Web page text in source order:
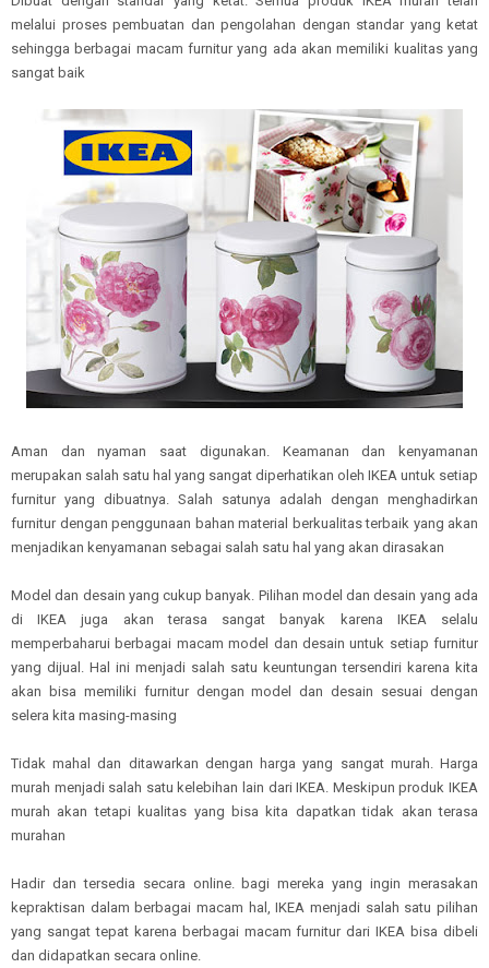
melalui proses pembuatan dan pengolahan dengan standar yang ketat
sehingga berbagai macam furnitur yang ada akan memiliki kualitas yang
sangat baik
Aman dan nyaman saat digunakan. Keamanan dan kenyamanan
merupakan salah satu hal yang sangat diperhatikan oleh IKEA untuk setiap
furnitur yang dibuatnya. Salah satunya adalah dengan menghadirkan
furnitur dengan penggunaan bahan material berkualitas terbaik yang akan
menjadikan kenyamanan sebagai salah satu hal yang akan dirasakan
Model dan desain yang cukup banyak. Pilihan model dan desain yang ada
di IKEA juga akan terasa sangat banyak karena IKEA selalu
memperbaharui berbagai macam model dan desain untuk setiap furnitur
yang dijual. Hal ini menjadi salah satu keuntungan tersendiri karena kita
akan bisa memiliki furnitur dengan model dan desain sesuai dengan
selera kita masing-masing
Tidak mahal dan ditawarkan dengan harga yang sangat murah. Harga
murah menjadi salah satu kelebihan lain dari IKEA. Meskipun produk IKEA
murah akan tetapi kualitas yang bisa kita dapatkan tidak akan terasa
murahan
Hadir dan tersedia secara online. bagi mereka yang ingin merasakan
kepraktisan dalam berbagai macam hal, IKEA menjadi salah satu pilihan
yang sangat tepat karena berbagai macam furnitur dari IKEA bisa dibeli
dan didapatkan secara online.